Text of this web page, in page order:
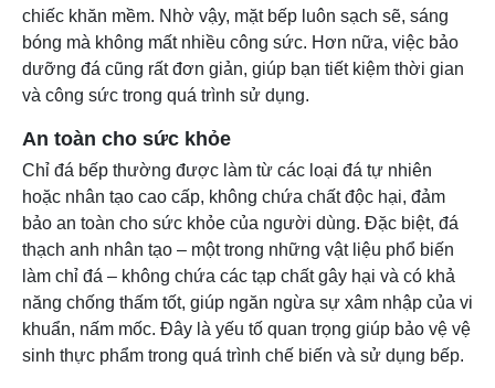
chiếc khăn mềm. Nhờ vậy, mặt bếp luôn sạch sẽ, sáng
bóng mà không mất nhiều công sức. Hơn nữa, việc bảo
dưỡng đá cũng rất đơn giản, giúp bạn tiết kiệm thời gian
và công sức trong quá trình sử dụng.
An toàn cho sức khỏe
Chỉ đá bếp thường được làm từ các loại đá tự nhiên
hoặc nhân tạo cao cấp, không chứa chất độc hại, đảm
bảo an toàn cho sức khỏe của người dùng. Đặc biệt, đá
thạch anh nhân tạo – một trong những vật liệu phổ biến
làm chỉ đá – không chứa các tạp chất gây hại và có khả
năng chống thấm tốt, giúp ngăn ngừa sự xâm nhập của vi
khuẩn, nấm mốc. Đây là yếu tố quan trọng giúp bảo vệ vệ
sinh thực phẩm trong quá trình chế biến và sử dụng bếp.